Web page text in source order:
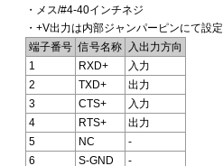
・メス/#4-40インチネジ
・+V出力は内部ジャンパーピンにて設定
端子番号 信号名称
入出力方向
1
RXD+
入力
2
TXD+
出力
3
CTS+
入力
4
RTS+
出力
5
NC
-
6
S-GND
-